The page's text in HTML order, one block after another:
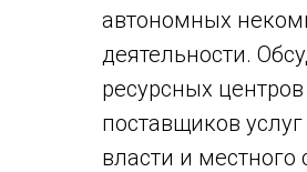
автономных
деятельности.
ресурсных
поставщиков
власти и